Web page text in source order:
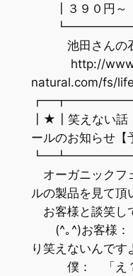
┃３９０円～┃
池田さんの石
http://
natural.com/fs/
┃★┃笑えない
ールのお知らせ【
オーガニックフ
ルの製品を見て頂
お客様と談笑し
(^｡^)お客様：
り笑えないんです
僕： 「え？